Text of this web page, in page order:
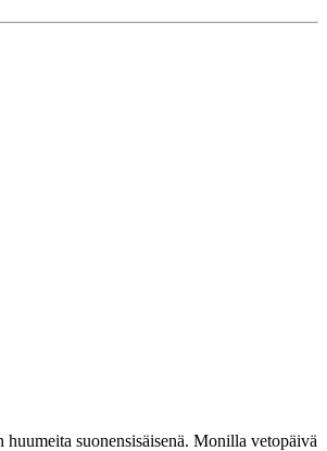
suonensisäisenä. Monilla vetopäivä